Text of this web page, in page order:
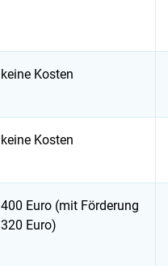
keine Kosten
keine Kosten
400 Euro (mit Förderung
320 Euro)